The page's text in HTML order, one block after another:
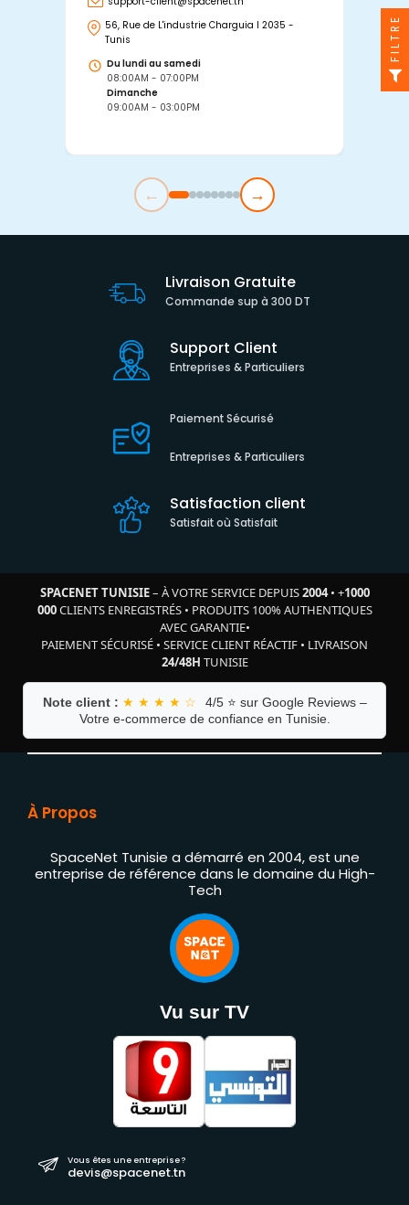
56, Rue de L'industrie Charguia I 2035 -
Tunis
Du lundi au samedi
08:00AM - 07:00PM
Dimanche
09:00AM - 03:00PM
← →
Livraison Gratuite
Commande sup à 300 DT
Support Client
Entreprises & Particuliers
Paiement Sécurisé
Entreprises & Particuliers
Satisfaction client
Satisfait où Satisfait
SPACENET TUNISIE– À VOTRE SERVICE DEPUIS2004• +1000
000CLIENTS ENREGISTRÉS• PRODUITS 100% AUTHENTIQUES
AVEC GARANTIE•
PAIEMENT SÉCURISÉ • SERVICE CLIENT RÉACTIF • LIVRAISON
24/48H TUNISIE
Note client : ★ ★ ★ ★ ☆
4/5 ⭐ sur Google Reviews –
Votre e-commerce de confiance en Tunisie.
À Propos
SpaceNet Tunisie a démarré en 2004, est une
entreprise de référence dans le domaine du High-
Tech
Vu sur TV
Vous êtes une entreprise ?
devis@spacenet.tn
FILTRE